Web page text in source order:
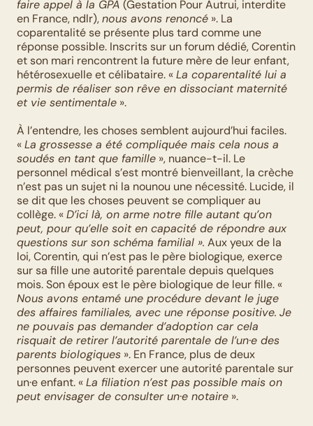
faire appel à la GPA (Gestation Pour Autrui, interdite
en France, ndlr), nous avons renoncé ». La
coparentalité se présente plus tard comme une
réponse possible. Inscrits sur un forum dédié, Corentin
et son mari rencontrent la future mère de leur enfant,
hétérosexuelle et célibataire. « La coparentalité lui a
permis de réaliser son rêve en dissociant maternité
et vie sentimentale ».
À l’entendre, les choses semblent aujourd’hui faciles.
« La grossesse a été compliquée mais cela nous a
soudés en tant que famille », nuance-t-il. Le
personnel médical s’est montré bienveillant, la crèche
n’est pas un sujet ni la nounou une nécessité. Lucide, il
se dit que les choses peuvent se compliquer au
collège. « D’ici là, on arme notre fille autant qu’on
peut, pour qu’elle soit en capacité de répondre aux
questions sur son schéma familial ». Aux yeux de la
loi, Corentin, qui n’est pas le père biologique, exerce
sur sa fille une autorité parentale depuis quelques
Nous avons entamé une procédure devant le juge
des affaires familiales, avec une réponse positive. Je
ne pouvais pas demander d’adoption car cela
risquait de retirer l’autorité parentale de l’un·e des
parents biologiques ». En France, plus de deux
personnes peuvent exercer une autorité parentale sur
un·e enfant. « La filiation n’est pas possible mais on
peut envisager de consulter un·e notaire ».